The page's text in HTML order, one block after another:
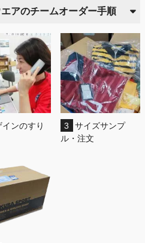
アのチームオーダー手順
インのすり
3
サイズサンプ
ル・注文